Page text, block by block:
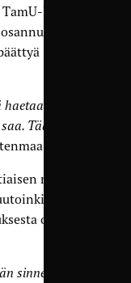
leirissä
Täähän on
maalin
hyvän
ottelun
sinne sun